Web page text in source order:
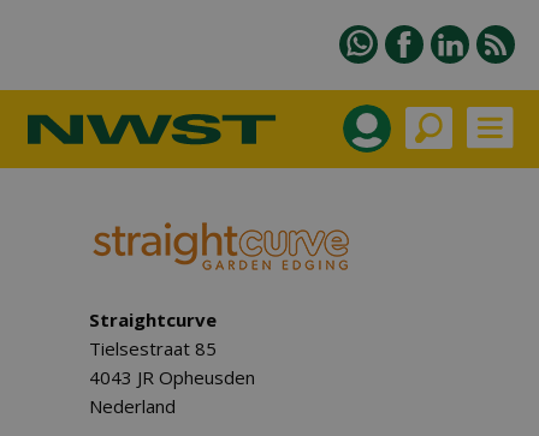
Straightcurve
Tielsestraat 85
4043 JR Opheusden
Nederland